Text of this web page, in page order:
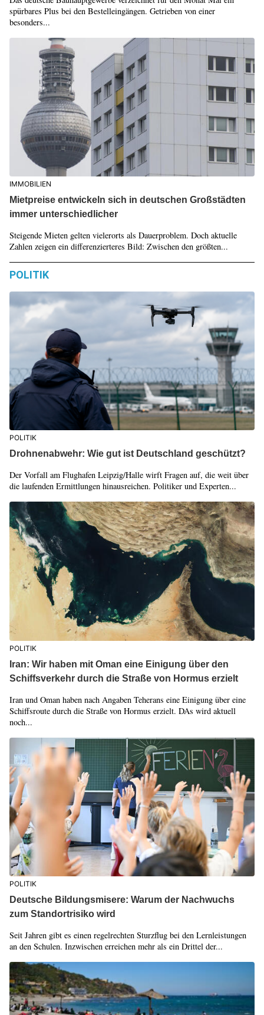
spürbares Plus bei den Bestelleingängen. Getrieben von einer
besonders...
IMMOBILIEN
Mietpreise entwickeln sich in deutschen Großstädten
immer unterschiedlicher
Steigende Mieten gelten vielerorts als Dauerproblem. Doch aktuelle
Zahlen zeigen ein differenzierteres Bild: Zwischen den größten...
POLITIK
POLITIK
Drohnenabwehr: Wie gut ist Deutschland geschützt?
Der Vorfall am Flughafen Leipzig/Halle wirft Fragen auf, die weit über
die laufenden Ermittlungen hinausreichen. Politiker und Experten...
POLITIK
Iran: Wir haben mit Oman eine Einigung über den
Schiffsverkehr durch die Straße von Hormus erzielt
Iran und Oman haben nach Angaben Teherans eine Einigung über eine
Schiffsroute durch die Straße von Hormus erzielt. DAs wird aktuell
noch...
POLITIK
Deutsche Bildungsmisere: Warum der Nachwuchs
zum Standortrisiko wird
Seit Jahren gibt es einen regelrechten Sturzflug bei den Lernleistungen
an den Schulen. Inzwischen erreichen mehr als ein Drittel der...